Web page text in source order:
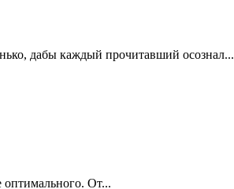
дабы каждый прочитавший осознал...
От...